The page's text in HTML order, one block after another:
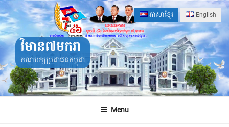
Skip
to
content
ភាសាខ្មែរ English
វិមាន៧មករា
គណបក្សប្រជាជនកម្ពុជា
Menu